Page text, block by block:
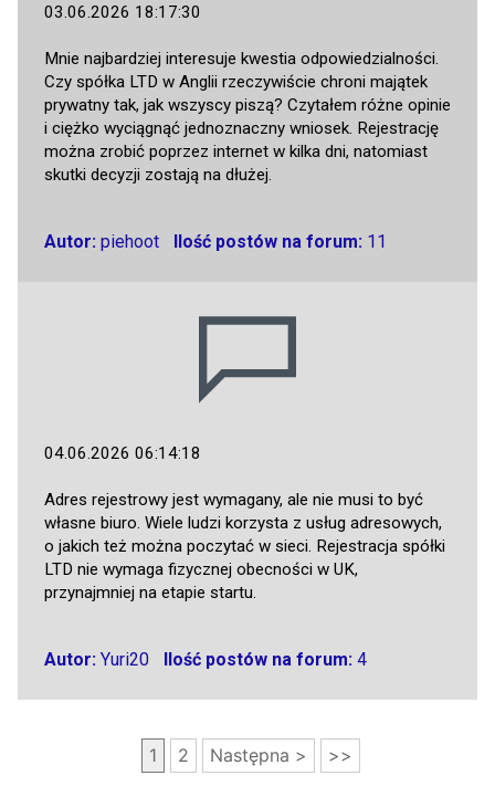
03.06.2026 18:17:30
Mnie najbardziej interesuje kwestia odpowiedzialności.
Czy spółka LTD w Anglii rzeczywiście chroni majątek
prywatny tak, jak wszyscy piszą? Czytałem różne opinie
i ciężko wyciągnąć jednoznaczny wniosek. Rejestrację
można zrobić poprzez internet w kilka dni, natomiast
skutki decyzji zostają na dłużej.
Autor: piehoot Ilość postów na forum: 11
04.06.2026 06:14:18
Adres rejestrowy jest wymagany, ale nie musi to być
własne biuro. Wiele ludzi korzysta z usług adresowych,
o jakich też można poczytać w sieci. Rejestracja spółki
LTD nie wymaga fizycznej obecności w UK,
przynajmniej na etapie startu.
Autor: Yuri20 Ilość postów na forum:4
1 2 Następna > >>